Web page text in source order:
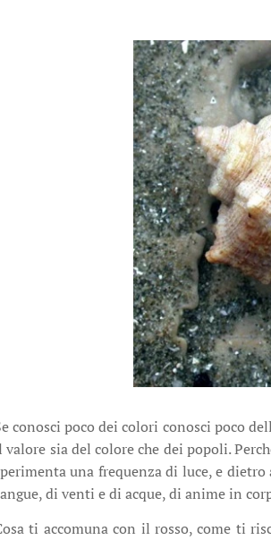
conosci poco dei colori conosci poco
valore sia del colore che dei popoli.
una frequenza di luce, e
di venti e di acque, di anime in
ti accomuna con il rosso, come ti